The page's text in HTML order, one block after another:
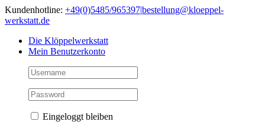
Skip
to
Kundenhotline: +49(0)5485/965397|bestellung@kloeppel-
werkstatt.de
Die Klöppelwerkstatt
Mein Benutzerkonto
Eingeloggt bleiben